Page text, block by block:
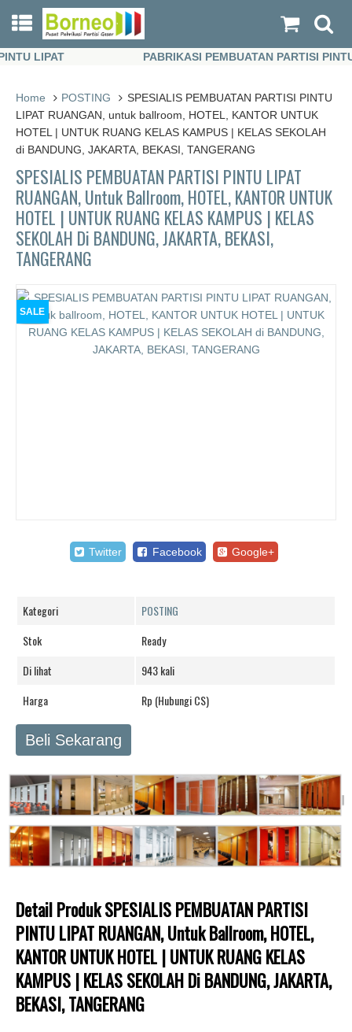
LIPAT
PABRIKASI PEMBUATAN PARTISI PINTU
Home
POSTING
SPESIALIS PEMBUATAN PARTISI PINTU
LIPAT RUANGAN, untuk ballroom, HOTEL, KANTOR UNTUK
HOTEL | UNTUK RUANG KELAS KAMPUS | KELAS SEKOLAH
di BANDUNG, JAKARTA, BEKASI, TANGERANG
SPESIALIS PEMBUATAN PARTISI PINTU LIPAT
RUANGAN, Untuk Ballroom, HOTEL, KANTOR UNTUK
HOTEL | UNTUK RUANG KELAS KAMPUS | KELAS
SEKOLAH Di BANDUNG, JAKARTA, BEKASI,
TANGERANG
SALE
Twitter Facebook Google+
Kategori
POSTING
Stok
Ready
Di lihat
943 kali
Harga
Rp (Hubungi CS)
Beli Sekarang
Detail Produk SPESIALIS PEMBUATAN PARTISI
PINTU LIPAT RUANGAN, Untuk Ballroom, HOTEL,
KANTOR UNTUK HOTEL | UNTUK RUANG KELAS
KAMPUS | KELAS SEKOLAH Di BANDUNG, JAKARTA,
BEKASI, TANGERANG